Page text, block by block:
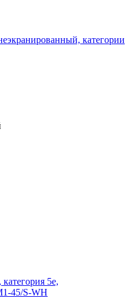
категории
5е,
45/S-WH